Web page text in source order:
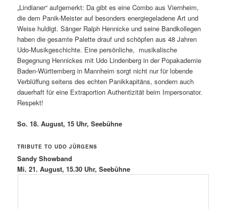
„Lindianer“ aufgemerkt: Da gibt es eine Combo aus Viernheim,
die dem Panik-Meister auf besonders energiegeladene Art und
Weise huldigt. Sänger Ralph Hennicke und seine Bandkollegen
haben die gesamte Palette drauf und schöpfen aus 48 Jahren
Udo-Musikgeschichte. Eine persönliche, musikalische
Begegnung Hennickes mit Udo Lindenberg in der Popakademie
Baden-Württemberg in Mannheim sorgt nicht nur für lobende
Verblüffung seitens des echten Panikkapitäns, sondern auch
dauerhaft für eine Extraportion Authentizität beim Impersonator.
Respekt!
So. 18. August, 15 Uhr, Seebühne
TRIBUTE TO UDO JÜRGENS
Sandy Showband
Mi. 21. August, 15.30 Uhr, Seebühne